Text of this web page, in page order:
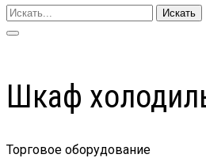
Искать
Шкаф
Торговое оборудование